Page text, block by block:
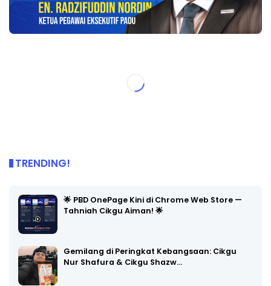
TRENDING!
🌟 PBD OnePage Kini di Chrome Web Store —
Tahniah Cikgu Aiman! 🌟
Gemilang di Peringkat Kebangsaan: Cikgu
Nur Shafura & Cikgu Shazw…